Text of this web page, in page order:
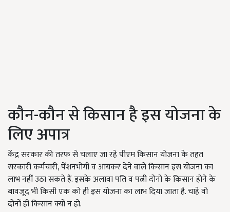
कौन-कौन से किसान है इस योजना के
लिए अपात्र
केंद्र सरकार की तरफ से चलाए जा रहे पीएम किसान योजना के तहत
सरकारी कर्मचारी, पेंशनभोगी व आयकर देने वाले किसान इस योजना का
लाभ नहीं उठा सकते हैं. इसके अलावा पति व पत्नी दोनों के किसान होने के
बावजूद भी किसी एक को ही इस योजना का लाभ दिया जाता है. चाहे वो
दोनों ही किसान क्यों न हो.